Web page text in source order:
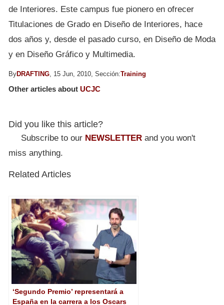
de Interiores. Este campus fue pionero en ofrecer
Titulaciones de Grado en Diseño de Interiores, hace
dos años y, desde el pasado curso, en Diseño de Moda
y en Diseño Gráfico y Multimedia.
ByDRAFTING, 15 Jun, 2010, Sección:Training
Other articles about UCJC
Did you like this article?
Subscribe to our NEWSLETTER and you won't
miss anything.
Related Articles
‘Segundo Premio’ representará a
España en la carrera a los Oscars